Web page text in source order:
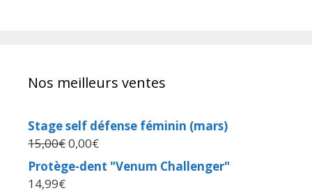
Nos meilleurs ventes
Stage self défense féminin (mars)
15,00€0,00€
Protège-dent "Venum Challenger"
14,99€